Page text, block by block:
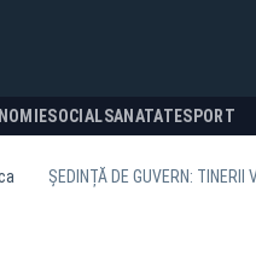
SOCIALSANATATESPORT
ȘEDINȚĂ DE GUVERN: TINERII